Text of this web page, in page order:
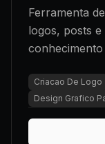
Ferramenta
logos, posts e
Criacao De Logo
Design Grafico